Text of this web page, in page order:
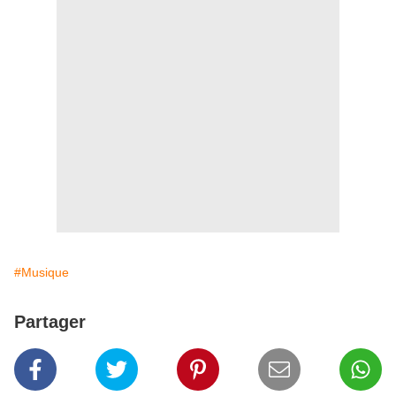
#Musique
Partager